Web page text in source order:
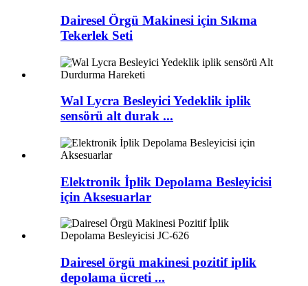
Dairesel Örgü Makinesi için Sıkma
Tekerlek Seti
Wal Lycra Besleyici Yedeklik iplik
sensörü alt durak ...
Elektronik İplik Depolama Besleyicisi
için Aksesuarlar
Dairesel örgü makinesi pozitif iplik
depolama ücreti ...